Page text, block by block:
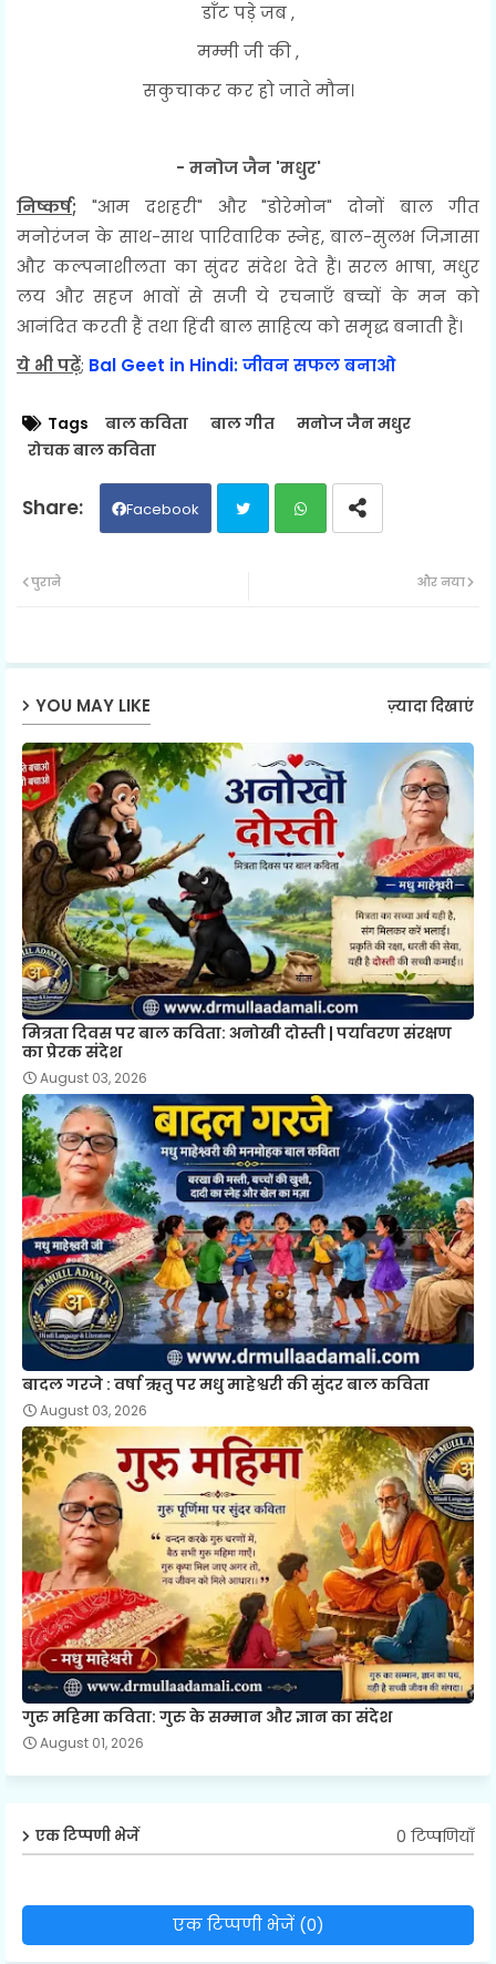
डाँट पड़े जब ,
मम्मी जी की ,
सकुचाकर कर हो जाते मौन।
- मनोज जैन 'मधुर'
निष्कर्ष; "आम दशहरी" और "डोरेमोन" दोनों बाल गीत
मनोरंजन के साथ-साथ पारिवारिक स्नेह, बाल-सुलभ जिज्ञासा
और कल्पनाशीलता का सुंदर संदेश देते हैं। सरल भाषा, मधुर
लय और सहज भावों से सजी ये रचनाएँ बच्चों के मन को
आनंदित करती हैं तथा हिंदी बाल साहित्य को समृद्ध बनाती हैं।
ये भी पढ़ें; Bal Geet in Hindi: जीवन सफल बनाओ
Tags बाल कविता बाल गीत
मनोज जैन मधुर
रोचक बाल कविता
Facebook
ap
और नया
पुराने
YOU MAY LIKE ज़्यादा दिखाएं
मित्रता दिवस पर बाल कविता: अनोखी दोस्ती | पर्यावरण संरक्षण
का प्रेरक संदेश
August 03, 2026
बादल गरजे : वर्षा ऋतु पर मधु माहेश्वरी की सुंदर बाल कविता
August 03, 2026
गुरु महिमा कविता: गुरु के सम्मान और ज्ञान का संदेश
August 01, 2026
एक टिप्पणी भेजें 0 टिप्पणियाँ
एक टिप्पणी भेजें (0)